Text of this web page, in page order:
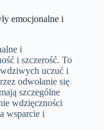
emocjonalne i
i
i szczerość. To
uczuć i
odwołanie się
szczególne
wdzięczności
wsparcie i